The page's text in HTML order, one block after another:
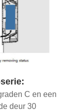
C en een
deur 30